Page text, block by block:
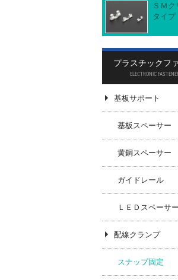
ＳＭ
タイプ
プラスチックフ
ELECTRONIC
基板サポート
基板スペーサー
黄銅スペーサー
ガイドレール
ＬＥＤスペーサー
配線クランプ
スナップ固定